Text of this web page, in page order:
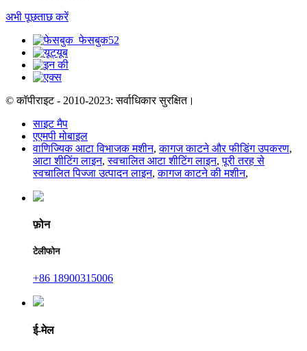
अभी पूछताछ करें
© कॉपीराइट - 2010-2023: सर्वाधिकार सुरक्षित।
साइट मैप
एएमपी मोबाइल
वाणिज्यिक आटा विभाजक मशीन,कागज काटने और फीडिंग उपकरण,
आटा शीटिंग लाइन,स्वचालित आटा शीटिंग लाइन,पूरी तरह से
स्वचालित पिज्जा उत्पादन लाइन,कागज काटने की मशीन,
फ़ोन
टेलीफोन
+86 18900315006
ई-मेल